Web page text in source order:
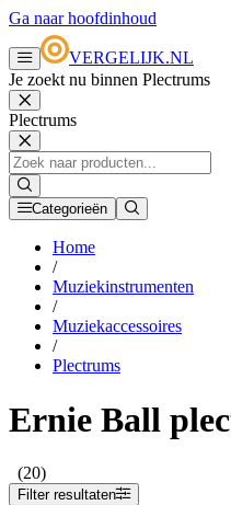
Ga naar hoofdinhoud
VERGELIJK.NL
Je zoekt nu binnen Plectrums
Plectrums
Categorieën
Home
/
Muziekinstrumenten
/
Muziekaccessoires
/
Plectrums
Ernie Ball
(20)
Filter resultaten